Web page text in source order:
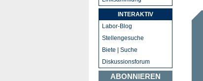
INTERAKTIV
Labor-Blog
Stellengesuche
Biete | Suche
Diskussionsforum
ABONNIEREN